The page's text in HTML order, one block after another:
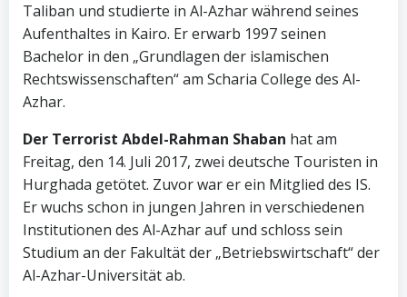
Taliban und studierte in Al-Azhar während seines
Aufenthaltes in Kairo. Er erwarb 1997 seinen
Bachelor in den „Grundlagen der islamischen
Rechtswissenschaften“ am Scharia College des Al-
Azhar.
Der Terrorist Abdel-Rahman Shaban hat am
Freitag, den 14. Juli 2017, zwei deutsche Touristen in
Hurghada getötet. Zuvor war er ein Mitglied des IS.
Er wuchs schon in jungen Jahren in verschiedenen
Institutionen des Al-Azhar auf und schloss sein
Studium an der Fakultät der „Betriebswirtschaft“ der
Al-Azhar-Universität ab.